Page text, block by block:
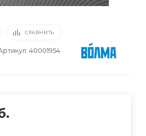
СРАВНИТЬ
40001954